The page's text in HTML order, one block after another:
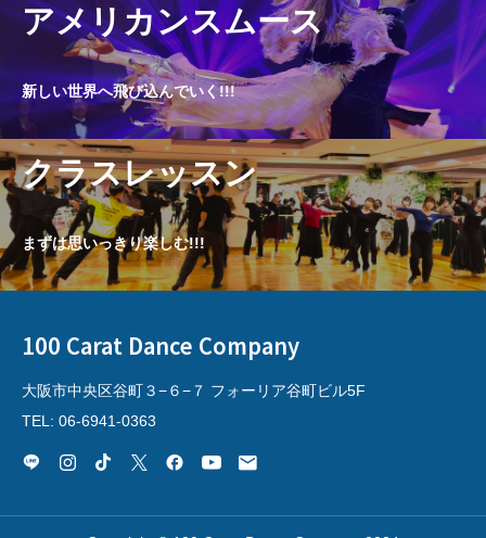
クラススケジュール
アメリカンスムース
新しい世界へ飛び込んでいく!!!
クラスレッスン
まずは思いっきり楽しむ!!!
100 Carat Dance Company
大阪市中央区谷町３−６−７ フォーリア谷町ビル5F
TEL: 06-6941-0363